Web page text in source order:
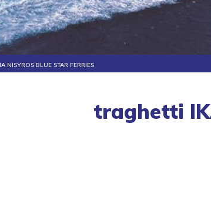
NISYROS BLUE STAR FERRIES
traghetti